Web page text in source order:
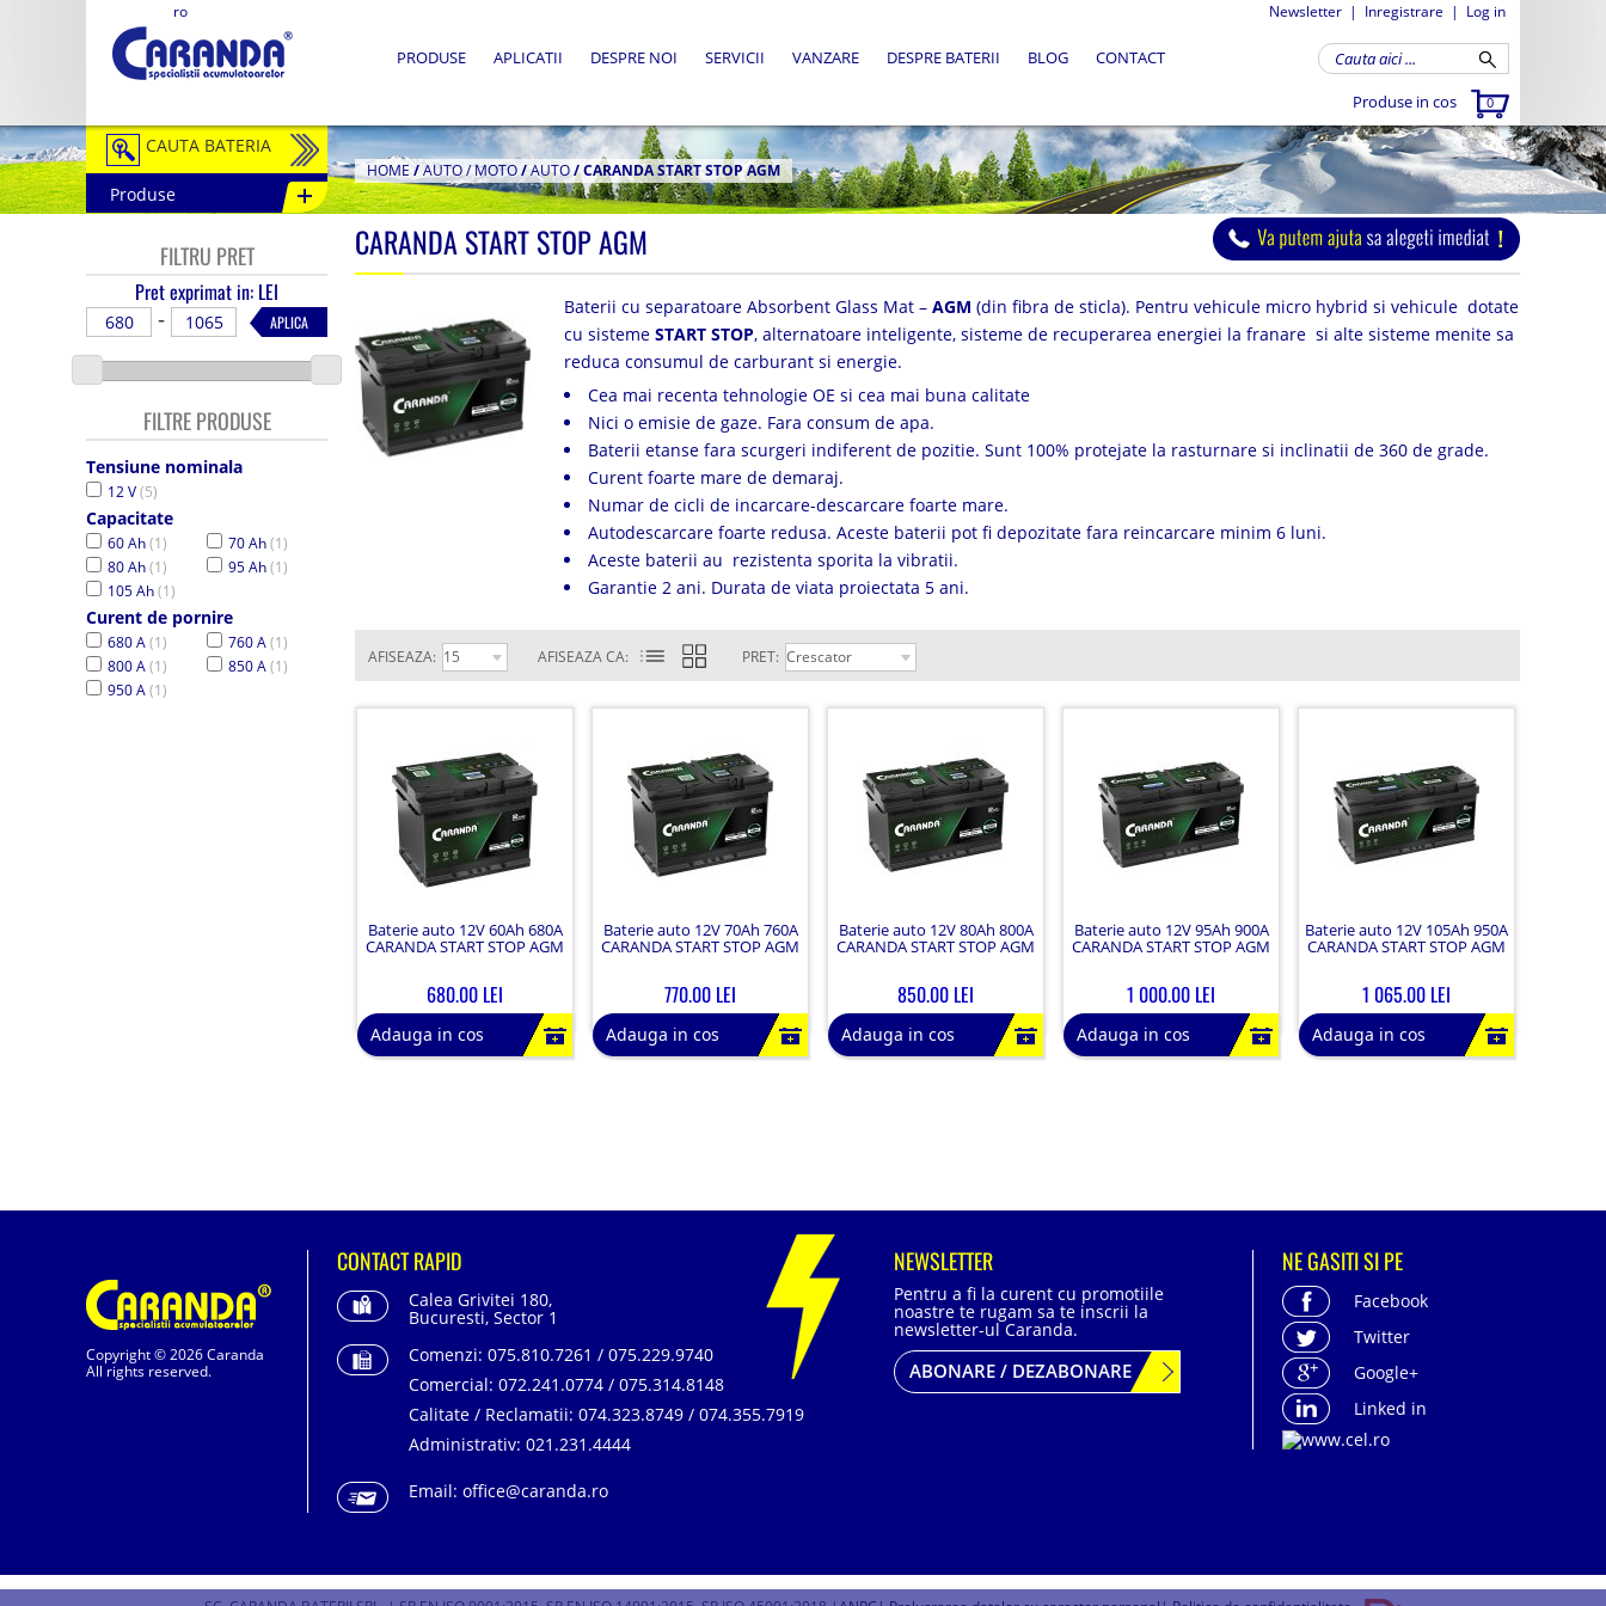
ro Newsletter | Inregistrare | Log in
Produse in cos 0
PRODUSE APLICATII DESPRE NOI SERVICII VANZARE DESPRE BATERII BLOG CONTACT
CAUTA BATERIA
Auto / Moto
Tractiune
Semitractiune
Produse
HOME/AUTO / MOTO/AUTO/CARANDA START STOP AGM
FILTRU PRET
Pret exprimat in: LEI
- APLICA
FILTRE PRODUSE
Tensiune nominala
12 V(5)
Capacitate
60 Ah(1) 70 Ah(1)
80 Ah(1) 95 Ah(1)
105 Ah(1)
Curent de pornire
680 A(1) 760 A(1)
800 A(1) 850 A(1)
950 A(1)
CARANDA START STOP AGM
Baterii cu separatoare Absorbent Glass Mat – AGM (din fibra de sticla). Pentru vehicule micro hybrid si vehicule dotate
cu sisteme START STOP, alternatoare inteligente, sisteme de recuperarea energiei la franare si alte sisteme menite sa
reduca consumul de carburant si energie.
Cea mai recenta tehnologie OE si cea mai buna calitate
Nici o emisie de gaze. Fara consum de apa.
Baterii etanse fara scurgeri indiferent de pozitie. Sunt 100% protejate la rasturnare si inclinatii de 360 de grade.
Curent foarte mare de demaraj.
Numar de cicli de incarcare-descarcare foarte mare.
Autodescarcare foarte redusa. Aceste baterii pot fi depozitate fara reincarcare minim 6 luni.
Aceste baterii au rezistenta sporita la vibratii.
Garantie 2 ani. Durata de viata proiectata 5 ani.
AFISEAZA: AFISEAZA CA: PRET:
Baterie auto 12V 60Ah 680A
CARANDA START STOP AGM
680.00 LEI
Adauga in cos
Baterie auto 12V 70Ah 760A
CARANDA START STOP AGM
770.00 LEI
Adauga in cos
Baterie auto 12V 80Ah 800A
CARANDA START STOP AGM
850.00 LEI
Adauga in cos
Baterie auto 12V 95Ah 900A
CARANDA START STOP AGM
1 000.00 LEI
Adauga in cos
Baterie auto 12V 105Ah 950A
CARANDA START STOP AGM
1 065.00 LEI
Adauga in cos
Copyright © 2026 Caranda
All rights reserved.
CONTACT RAPID
Calea Grivitei 180,
Bucuresti, Sector 1
Comenzi: 075.810.7261 / 075.229.9740
Comercial: 072.241.0774 / 075.314.8148
Calitate / Reclamatii: 074.323.8749 / 074.355.7919
Administrativ: 021.231.4444
Email: office@caranda.ro
NEWSLETTER
Pentru a fi la curent cu promotiile
noastre te rugam sa te inscrii la
newsletter-ul Caranda.
ABONARE / DEZABONARE
NE GASITI SI PE
Facebook
Twitter
Google+
Linked in